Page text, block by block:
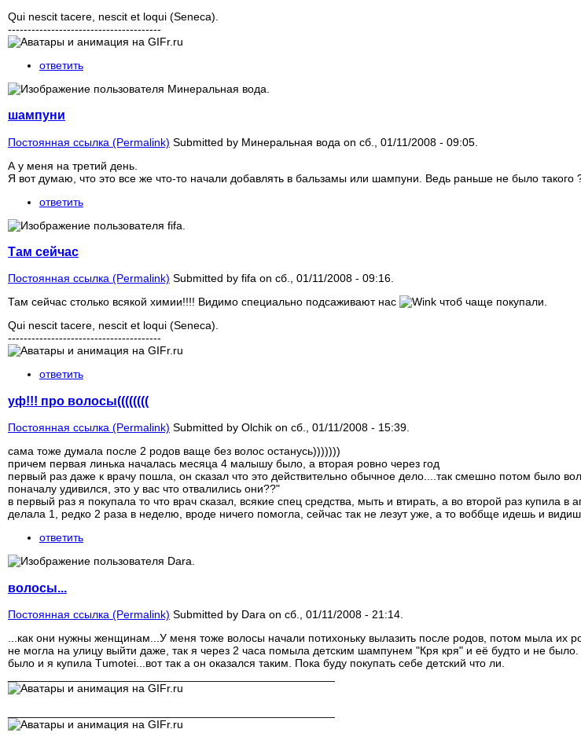
Qui nescit tacere, nescit et loqui (Seneca).
---------------------------------------
ответить
шампуни
Постоянная ссылка (Permalink) Submitted by Минеральная вода on сб., 01/11/2008 - 09:05.
А у меня на третий день.
Я вот думаю, что это все же что-то начали добавлять в бальзамы или шампуни. Ведь раньше не было такого
ответить
Там сейчас
Постоянная ссылка (Permalink) Submitted by fifa on сб., 01/11/2008 - 09:16.
Там сейчас столько всякой химии!!!! Видимо специально подсаживают нас
чтоб чаще покупали.
Qui nescit tacere, nescit et loqui (Seneca).
---------------------------------------
ответить
уф!!! про волосы((((((((
Постоянная ссылка (Permalink) Submitted by Olchik on сб., 01/11/2008 - 15:39.
сама тоже думала после 2 родов ваще без волос останусь)))))))
причем первая линька началась месяца 4 малышу было, а вторая ровно через год
первый раз даже к врачу пошла, он сказал что это действительно обычное дело....так смешно потом было
поначалу удивился, это у вас что отвалились они??"
в первый раз я покупала то что врач сказал, всякие спец средства, мыть и втирать, а во второй раз
делала 1, редко 2 раза в неделю, вроде ничего помогла, сейчас так не лезут уже, а то воббще идешь и
ответить
волосы...
Постоянная ссылка (Permalink) Submitted by Dara on сб., 01/11/2008 - 21:14.
...как они нужны женщинам...У меня тоже волосы начали потихоньку вылазить после родов, потом мыла
не могла на улицу выйти даже, так я через 2 часа помыла детским шампунем "Кря кря" и её будто и не
было и я купила Тumotei...вот так а он оказался таким. Пока буду покупать себе детский что ли.